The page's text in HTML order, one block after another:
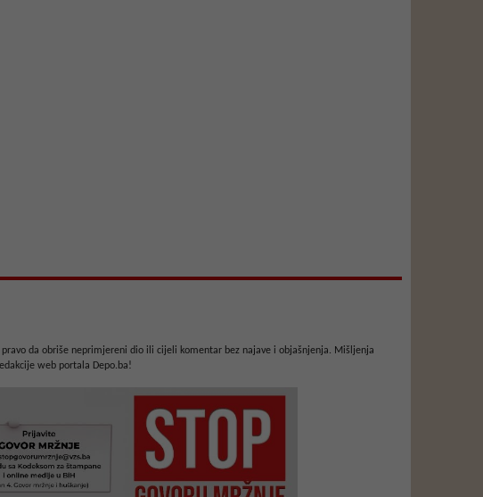
pravo da obriše neprimjereni dio ili cijeli komentar bez najave i objašnjenja. Mišljenja
web portala Depo.ba!